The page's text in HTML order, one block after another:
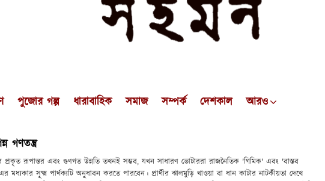
পুজোর গল্প ধারাবাহিক সমাজ সম্পর্ক দেশকাল আরও
গণতন্ত্র
প্রকৃত রূপান্তর এবং গুণগত উন্নতি তখনই সম্ভব, যখন সাধারণ ভোটাররা রাজনৈতিক 'গিমিক' এবং 'বাস্তব
মধ্যকার সূক্ষ্ম পার্থক্যটি অনুধাবন করতে পারবেন। প্রার্থীর ঝালমুড়ি খাওয়া বা ধান কাটার নাটকীয়তা দেখে